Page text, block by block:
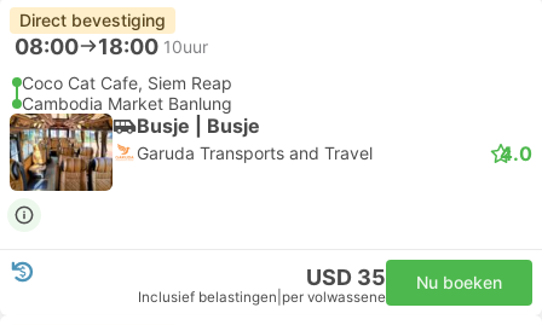
Direct bevestiging
08:00 18:00 10uur
Coco Cat Cafe, Siem Reap
Cambodia Market Banlung
Busje | Busje
Garuda Transports and Travel 4.0
USD 35
Inclusief belastingen per volwassene
Nu boeken